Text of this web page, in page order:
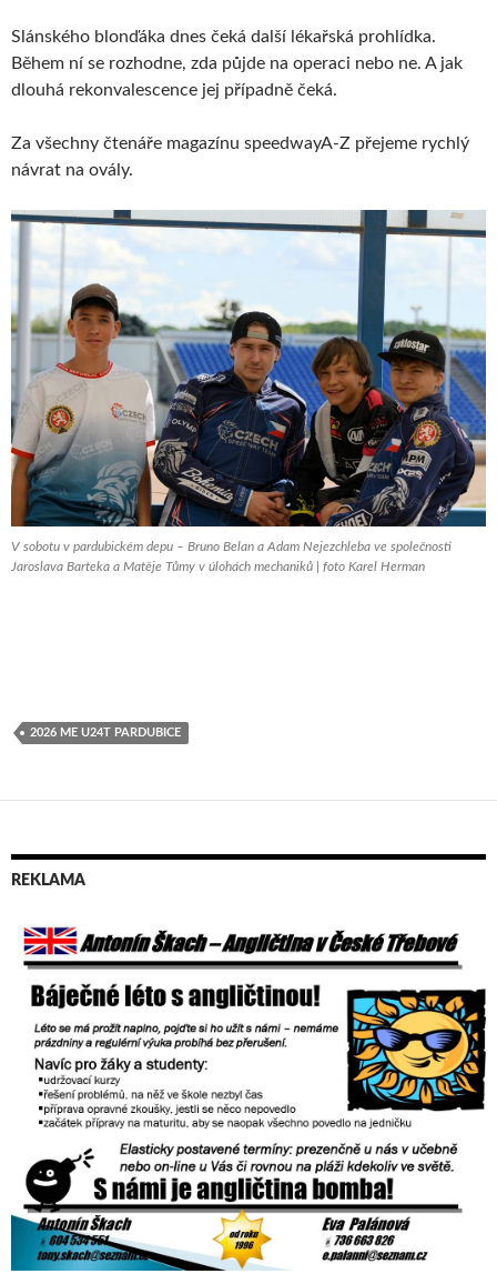
Slánského blonďáka dnes čeká další lékařská prohlídka.
Během ní se rozhodne, zda půjde na operaci nebo ne. A jak
dlouhá rekonvalescence jej případně čeká.
Za všechny čtenáře magazínu speedwayA-Z přejeme rychlý
návrat na ovály.
V sobotu v pardubickém depu – Bruno Belan a Adam Nejezchleba ve společnosti
Jaroslava Barteka a Matěje Tůmy v úlohách mechaniků | foto Karel Herman
2026 ME U24T PARDUBICE
REKLAMA